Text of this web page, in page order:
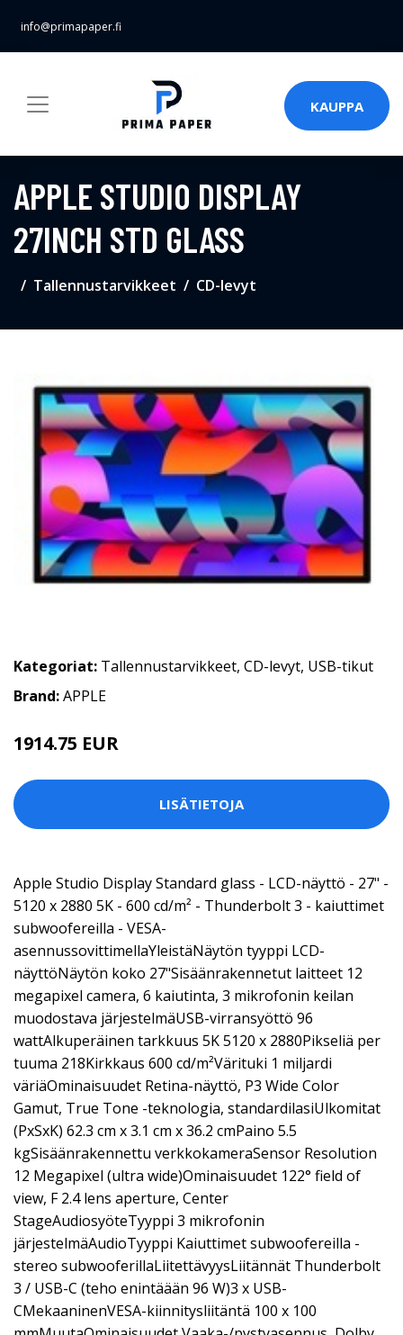
info@primapaper.fi
KAUPPA
APPLE STUDIO DISPLAY
27INCH STD GLASS
Tallennustarvikkeet CD-levyt
Kategoriat: Tallennustarvikkeet, CD-levyt, USB-tikut
Brand:APPLE
1914.75 EUR
LISÄTIETOJA
Apple Studio Display Standard glass - LCD-näyttö - 27" -
5120 x 2880 5K - 600 cd/m² - Thunderbolt 3 - kaiuttimet
subwoofereilla - VESA-
asennussovittimellaYleistäNäytön tyyppi LCD-
näyttöNäytön koko 27"Sisäänrakennetut laitteet 12
megapixel camera, 6 kaiutinta, 3 mikrofonin keilan
muodostava järjestelmäUSB-virransyöttö 96
wattAlkuperäinen tarkkuus 5K 5120 x 2880Pikseliä per
tuuma 218Kirkkaus 600 cd/m²Värituki 1 miljardi
väriäOminaisuudet Retina-näyttö, P3 Wide Color
Gamut, True Tone -teknologia, standardilasiUlkomitat
(PxSxK) 62.3 cm x 3.1 cm x 36.2 cmPaino 5.5
kgSisäänrakennettu verkkokameraSensor Resolution
12 Megapixel (ultra wide)Ominaisuudet 122° field of
view, F 2.4 lens aperture, Center
StageAudiosyöteTyyppi 3 mikrofonin
järjestelmäAudioTyyppi Kaiuttimet subwoofereilla -
stereo subwooferillaLiitettävyysLiitännät Thunderbolt
3 / USB-C (teho enintäään 96 W)3 x USB-
CMekaaninenVESA-kiinnitysliitäntä 100 x 100